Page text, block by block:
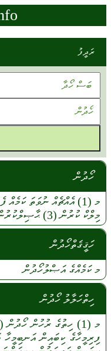
ރަދީފު
ހޯދުން
މ (1) އެއްޗެއްނުވަތަކަމެއް
މިލްކް ކުރުން(3)
ހަޤީޤަތްހޯދުން
މކަމެއްގެއަޞްލުހޯދުން
ހިތްހަލާލު ހޯދުން
މ (1) ހިތުގެރުހުންހޯދުން(2)
ފިރިމީހާގެ ކިބައިންއަނބިމީހާ